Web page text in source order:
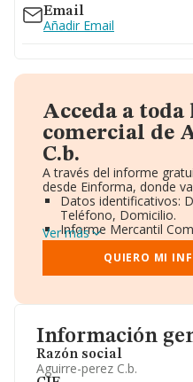
Información
Razón social
Aguirre-perez C.b.
Email
Añadir Email
Acceda a
comercial de
C.b.
A través del informe
desde Einforma, donde
Datos identificativos:
Teléfono, Domicilio.
Informe Mercantil
Gráficos de Evolución
Consejo de
Directivos y Ejecutivos.
Información oficial y
Ver más
QUIERO MI